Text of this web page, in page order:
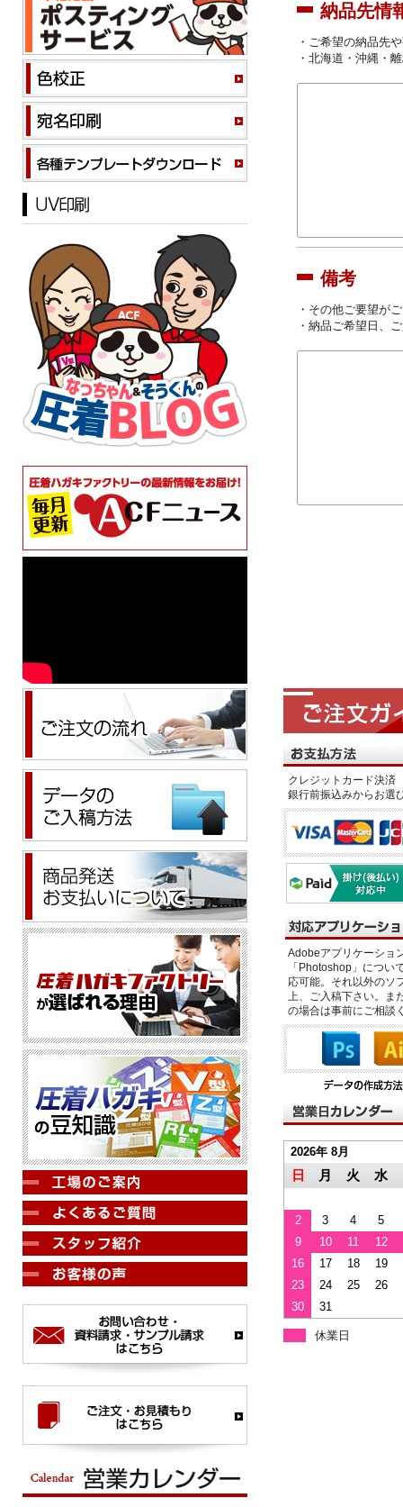
納品先情
・ご希望の納品先
・北海道・沖縄・
備考
・その他ご要望が
・納品ご希望日、
クレジットカード決
銀行前振込みからお選
Adobeアプリケーショ
「Photoshop」につい
応可能。それ以外のソ
上、ご入稿下さい。ま
の場合は事前にご相談
2026年 8月
日 月 火 水
2 3 4
5
9
10 11
12
16
17 18
19
23
24 25
26
30
31
休業日